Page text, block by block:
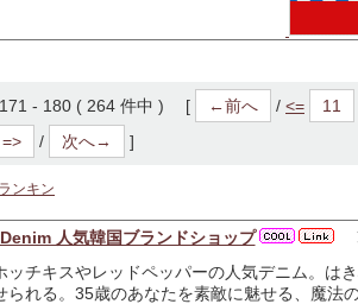
- 180 ( 264 件中 ) [ ←前へ / <=
11
=> / 次へ→ ]
ンキン
人気韓国ブランドショップ
ッチキスやレッドペッパーの人気デニム。は
られる。35歳のあなたを素敵に魅せる、魔法